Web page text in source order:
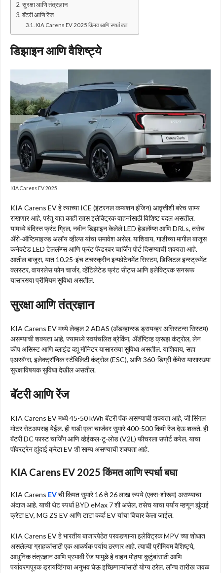
सुरक्षा आणि तंत्रज्ञान
बॅटरी आणि रेंज
KIA Carens EV 2025 किंमत आणि स्पर्धा बघा
डिझाइन आणि वैशिष्ट्ये
KIA Carens EV 2025
KIA Carens EV हे त्याच्या ICE (इंटरनल कम्बशन इंजिन) आवृत्तीशी बरेच साम्य
राखणार आहे, परंतु यात काही खास इलेक्ट्रिक वाहनांसाठी विशिष्ट बदल असतील.
यामध्ये बंदिस्त फ्रंट ग्रिल, नवीन डिझाइन केलेले LED हेडलॅम्प्स आणि DRLs, तसेच
अ‍ॅरो-ऑप्टिमाइज्ड अलॉय व्हील्स यांचा समावेश असेल. याशिवाय, गाडीच्या मागील बाजूस
कनेक्टेड LED टेललॅम्प्स आणि फ्रंट फेंडरवर चार्जिंग पोर्ट दिसण्याची शक्यता आहे.
आतील बाजूस, यात 10.25-इंच टचस्क्रीन इन्फोटेनमेंट सिस्टम, डिजिटल इन्स्ट्रुमेंट
क्लस्टर, वायरलेस फोन चार्जर, व्हेंटिलेटेड फ्रंट सीट्स आणि इलेक्ट्रिक सनरूफ
यासारख्या प्रीमियम सुविधा असतील.
सुरक्षा आणि तंत्रज्ञान
KIA Carens EV मध्ये लेव्हल 2 ADAS (अ‍ॅडव्हान्स्ड ड्रायव्हर असिस्टन्स सिस्टम)
असण्याची शक्यता आहे, ज्यामध्ये स्वयंचलित ब्रेकिंग, अ‍ॅडॅप्टिव्ह क्रूझ कंट्रोल, लेन
कीप असिस्ट आणि ब्लाइंड व्ह्यू मॉनिटर यासारख्या सुविधा असतील. याशिवाय, सहा
एअरबॅग्स, इलेक्ट्रॉनिक स्टॅबिलिटी कंट्रोल (ESC), आणि 360-डिग्री कॅमेरा यासारख्या
सुरक्षाविषयक सुविधा देखील असतील.
बॅटरी आणि रेंज
KIA Carens EV मध्ये 45-50 kWh बॅटरी पॅक असण्याची शक्यता आहे, जी सिंगल
मोटर सेटअपसह येईल. ही गाडी एका चार्जवर सुमारे 400-500 किमी रेंज देऊ शकते. ही
बॅटरी DC फास्ट चार्जिंग आणि व्हेईकल-टू-लोड (V2L) फीचरला सपोर्ट करेल. याचा
पॉवरट्रेन ह्युंदाई क्रेटा EV शी साम्य असण्याची शक्यता आहे.
KIA Carens EV 2025 किंमत आणि स्पर्धा बघा
KIA Carens EVची किंमत सुमारे 16 ते 26 लाख रुपये (एक्स-शोरूम) असण्याचा
अंदाज आहे. याची थेट स्पर्धा BYD eMax 7 शी असेल, तसेच याचा पर्याय म्हणून ह्युंदाई
क्रेटा EV, MG ZS EV आणि टाटा कर्व्ह EV यांचा विचार केला जाईल.
KIA Carens EV हे भारतीय बाजारपेठेत परवडणाऱ्या इलेक्ट्रिक MPV च्या शोधात
असलेल्या ग्राहकांसाठी एक आकर्षक पर्याय ठरणार आहे. त्याची प्रीमियम वैशिष्ट्ये,
आधुनिक तंत्रज्ञान आणि प्रभावी रेंज यामुळे हे वाहन मोठ्या कुटुंबांसाठी आणि
पर्यावरणपूरक ड्रायव्हिंगचा अनुभव घेऊ इच्छिणाऱ्यांसाठी योग्य ठरेल. लॉन्च तारीख जवळ